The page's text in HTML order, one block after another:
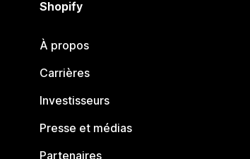
Shopify
À propos
Carrières
Investisseurs
Presse et médias
Partenaires